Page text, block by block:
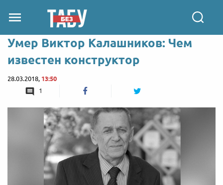
Умер Виктор Калашников: Чем
известен конструктор
28.03.2018, 13:50
1